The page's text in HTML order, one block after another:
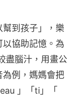
到孩子」，樂
協助記憶。為
盡腦汁，用畫公
例，媽媽會把
」「ti」「